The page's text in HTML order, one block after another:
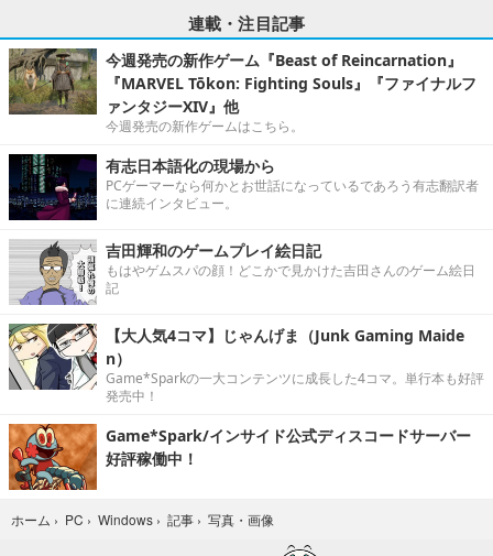
連載・注目記事
今週発売の新作ゲーム『Beast of Reincarnation』
『MARVEL Tōkon: Fighting Souls』『ファイナルフ
ァンタジーXIV』他
今週発売の新作ゲームはこちら。
有志日本語化の現場から
PCゲーマーなら何かとお世話になっているであろう有志翻訳者
に連続インタビュー。
吉田輝和のゲームプレイ絵日記
もはやゲムスパの顔！どこかで見かけた吉田さんのゲーム絵日
記
【大人気4コマ】じゃんげま（Junk Gaming Maide
n）
Game*Sparkの一大コンテンツに成長した4コマ。単行本も好評
発売中！
Game*Spark/インサイド公式ディスコードサーバー
好評稼働中！
ホーム › PC › Windows › 記事 › 写真・画像